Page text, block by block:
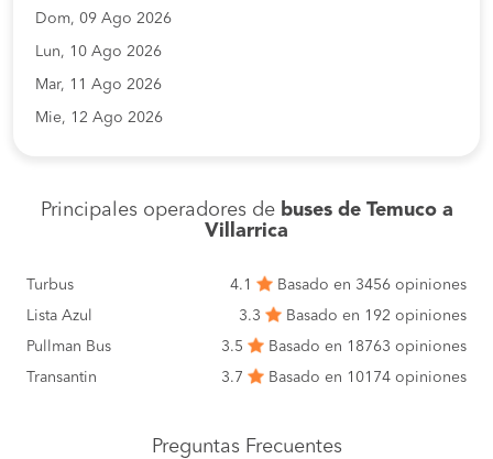
Dom, 09 Ago 2026
Lun, 10 Ago 2026
Mar, 11 Ago 2026
Mie, 12 Ago 2026
Principales operadores de buses de Temuco a
Villarrica
Turbus 4.1
Basado en 3456 opiniones
Lista Azul
3.3
Basado en 192 opiniones
Pullman Bus
3.5
Basado en 18763 opiniones
Transantin
3.7 Basado en 10174 opiniones
Preguntas Frecuentes